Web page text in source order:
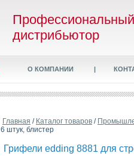
Профессиональный
дистрибьютор
О КОМПАНИИ |
Главная / Каталог товаров /
6 штук, блистер
Грифели edding 8881 для